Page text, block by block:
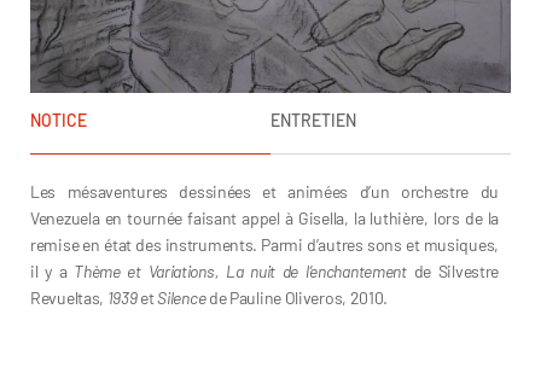
NOTICE ENTRETIEN
Les mésaventures dessinées et animées d’un orchestre du
Venezuela en tournée faisant appel à Gisella, la luthière, lors de la
remise en état des instruments. Parmi d’autres sons et musiques,
il y a Thème et Variations, La nuit de l’enchantementde Silvestre
Revueltas, 1939etSilencede Pauline Oliveros, 2010.